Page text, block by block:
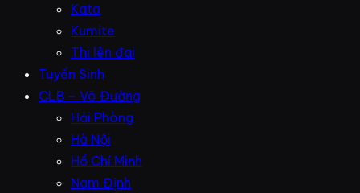
Kata
Kumite
Thi lên đai
Tuyển Sinh
CLB – Võ Đường
Hải Phòng
Hà Nội
Hồ Chí Minh
Nam Định